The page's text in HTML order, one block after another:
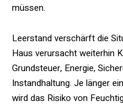
müssen.
Leerstand verschärft die
Haus verursacht weiterhin
Grundsteuer, Energie,
Instandhaltung. Je länger
wird das Risiko von